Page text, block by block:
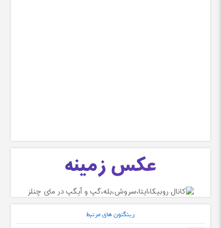
رینگتون های مرتبط